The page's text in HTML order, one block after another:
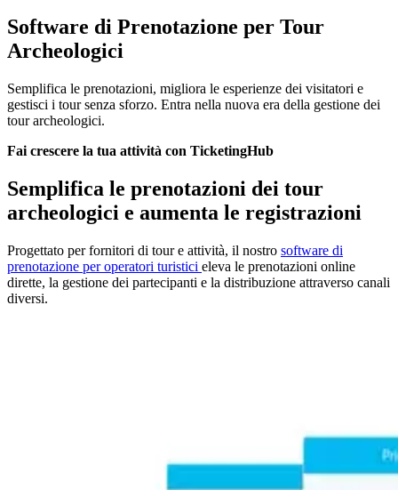
Software di Prenotazione per Tour
Archeologici
Semplifica le prenotazioni, migliora le esperienze dei visitatori e
gestisci i tour senza sforzo. Entra nella nuova era della gestione dei
tour archeologici.
Fai crescere la tua attività con TicketingHub
Semplifica le prenotazioni dei tour
archeologici e aumenta le registrazioni
Progettato per fornitori di tour e attività, il nostro software di
prenotazione per operatori turistici eleva le prenotazioni online
dirette, la gestione dei partecipanti e la distribuzione attraverso canali
diversi.